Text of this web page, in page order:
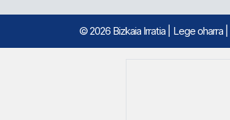
© 2026 Bizkaia Irratia Lege oharra